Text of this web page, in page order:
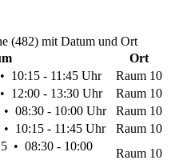
(482) mit Datum und Ort
Ort
10:15 - 11:45 Uhr
Raum 10
12:00 - 13:30 Uhr
Raum 10
08:30 - 10:00 Uhr
Raum 10
10:15 - 11:45 Uhr
Raum 10
• 08:30 - 10:00
Raum 10